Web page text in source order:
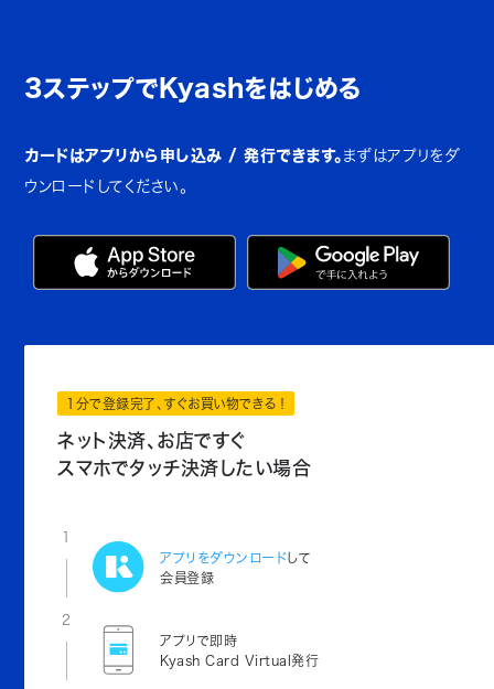
3ステップでKyashをはじめる
カードはアプリから申し込み / 発行できます。 まずはアプリをダ
ウンロードしてください。
1分で登録完了、すぐお買い物できる！
ネット決済、お店ですぐ
スマホでタッチ決済したい場合
1
アプリをダウンロードして
会員登録
2
アプリで即時
Kyash Card Virtual発行